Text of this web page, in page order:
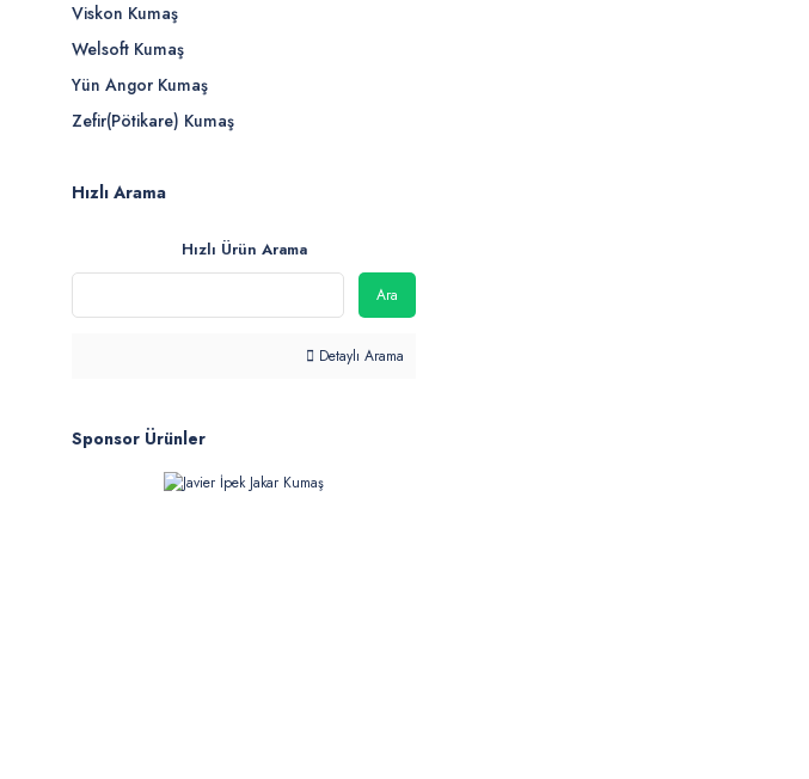
Viskon Kumaş
Welsoft Kumaş
Yün Angor Kumaş
Zefir(Pötikare) Kumaş
Hızlı Arama
Hızlı Ürün Arama
Ara
Detaylı Arama
Sponsor Ürünler